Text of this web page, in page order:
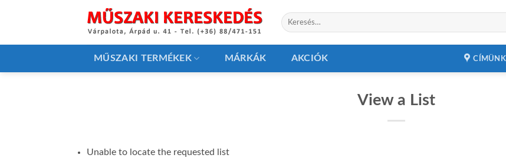
Keresés
a
MŰSZAKI TERMÉKEK MÁRKÁK AKCIÓK CÍMÜNK
View a List
Unable to locate the requested list